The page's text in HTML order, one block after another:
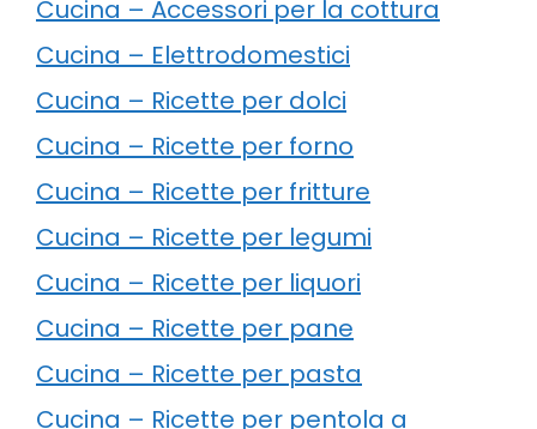
Cucina – Accessori per la cottura
Cucina – Elettrodomestici
Cucina – Ricette per dolci
Cucina – Ricette per forno
Cucina – Ricette per fritture
Cucina – Ricette per legumi
Cucina – Ricette per liquori
Cucina – Ricette per pane
Cucina – Ricette per pasta
Cucina – Ricette per pentola a